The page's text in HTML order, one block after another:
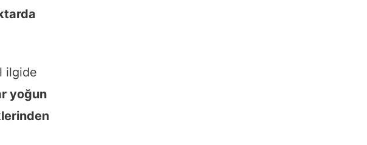
ilgide
yoğun